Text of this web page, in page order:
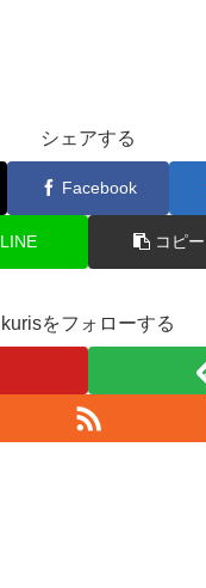
シェアする
Facebook
LINE コピー
kurisをフォローする